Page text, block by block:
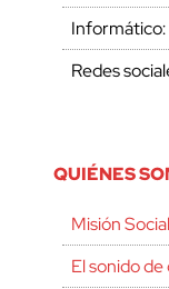
Informático:
Redes
QUIÉNES
Misión
El sonido